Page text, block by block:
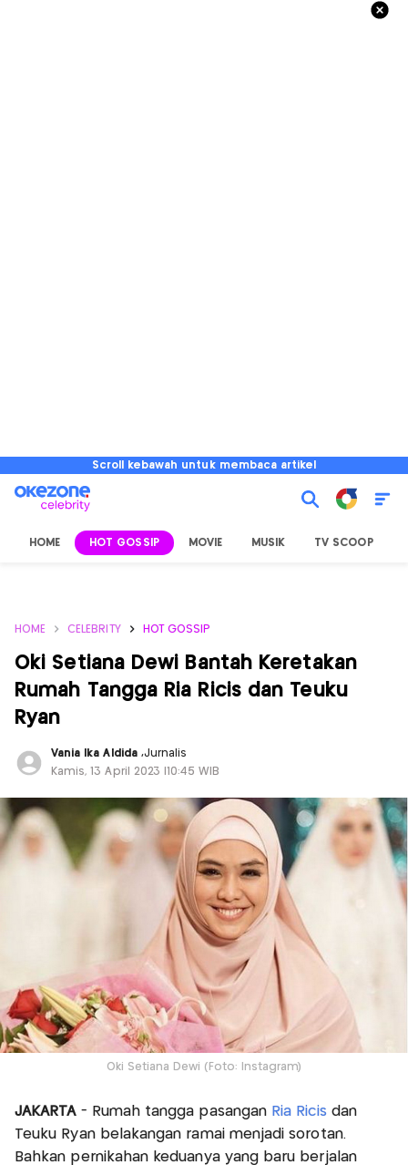
Scroll kebawah untuk membaca artikel
HOME HOT GOSSIP MOVIE MUSIK TV SCOOP
HOME CELEBRITY HOT GOSSIP
Oki Setiana Dewi Bantah Keretakan
Rumah Tangga Ria Ricis dan Teuku
Ryan
Vania Ika Aldida ,Jurnalis
Kamis, 13 April 2023 |10:45 WIB
Oki Setiana Dewi (Foto: Instagram)
JAKARTA- Rumah tangga pasangan Ria Ricisdan
Teuku Ryan belakangan ramai menjadi sorotan.
Bahkan pernikahan keduanya yang baru berjalan